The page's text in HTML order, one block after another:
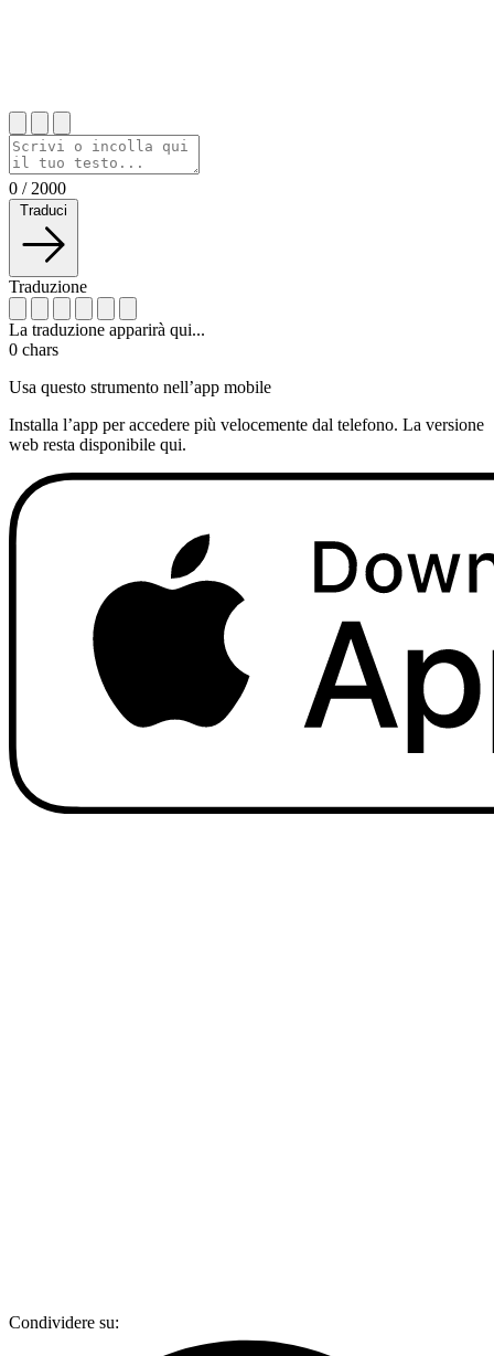
0 / 2000
Traduci
Traduzione
La traduzione apparirà qui...
0 chars
Usa questo strumento nell’app mobile
Installa l’app per accedere più velocemente dal telefono. La versione
web resta disponibile qui.
Condividere su: